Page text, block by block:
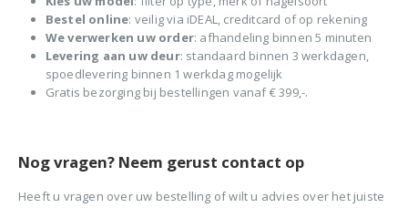
Bestel online: veilig via iDEAL, creditcard of op rekening
We verwerken uw order: afhandeling binnen 5 minuten
Levering aan uw deur: standaard binnen 3 werkdagen,
spoedlevering binnen 1 werkdag mogelijk
Gratis bezorging bij bestellingen vanaf € 399,-.
Nog vragen? Neem gerust contact op
Heeft u vragen over uw bestelling of wilt u advies over het juiste